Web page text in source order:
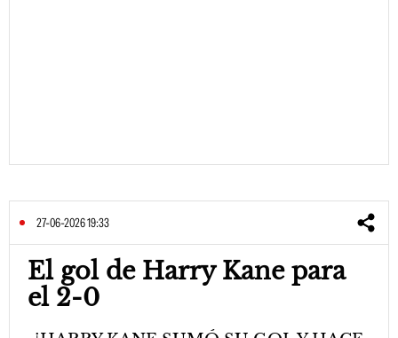
27-06-2026 19:33
El gol de Harry Kane para
el 2-0